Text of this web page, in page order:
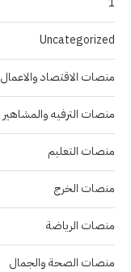
Uncategorized
منصات الاقتصاد والاعمال
منصات الترفيه والمشاهير
منصات التعليم
منصات الخرج
منصات الرياضة
منصات الصحة والجمال